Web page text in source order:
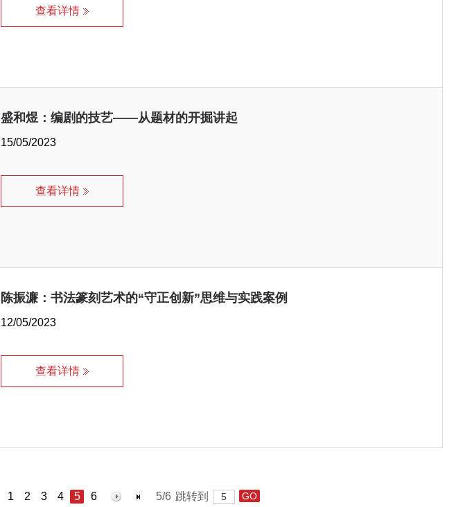
查看详情
盛和煜：编剧的技艺——从题材的开掘讲起
15/05/2023
查看详情
陈振濂：书法篆刻艺术的“守正创新”思维与实践案例
12/05/2023
查看详情
1 2 3 4 5 6 5/6 跳转到 GO